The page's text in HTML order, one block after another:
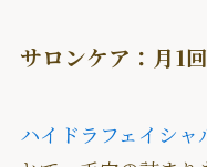
サロンケア：月1
ハイドラフェイシャ